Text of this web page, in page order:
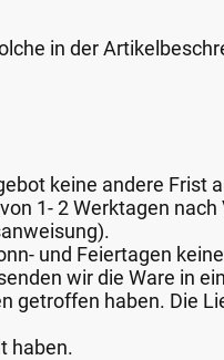
in der
keine andere Frist
1- 2 Werktagen
und Feiertagen
wir die Ware in
getroffen haben. Die
haben.